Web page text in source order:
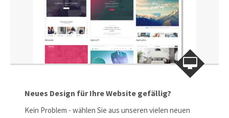
Neues Design für Ihre Website gefällig?
Kein Problem - wählen Sie aus unseren vielen neuen